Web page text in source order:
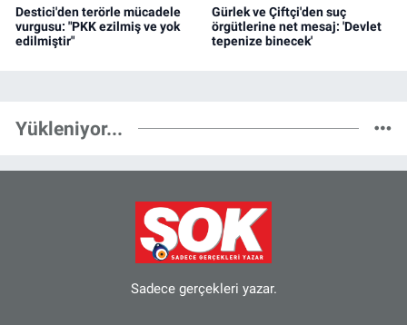
Destici'den terörle mücadele
vurgusu: "PKK ezilmiş ve yok
edilmiştir"
Gürlek ve Çiftçi'den suç
örgütlerine net mesaj: 'Devlet
tepenize binecek'
Yükleniyor...
Sadece gerçekleri yazar.